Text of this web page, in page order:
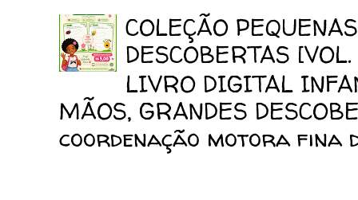
COLEÇÃO
DESCOBERTAS [VOL.
LIVRO DIGITAL
MÃOS, GRANDES
coordenação motora fina